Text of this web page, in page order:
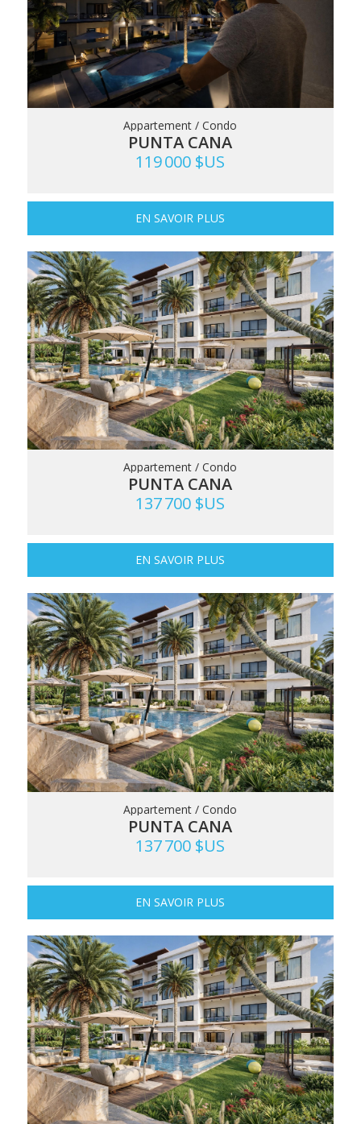
Appartement / Condo
PUNTA CANA
119 000 $US
EN SAVOIR PLUS
Appartement / Condo
PUNTA CANA
137 700 $US
EN SAVOIR PLUS
Appartement / Condo
PUNTA CANA
137 700 $US
EN SAVOIR PLUS